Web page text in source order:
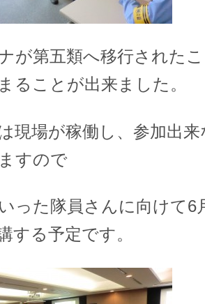
が第五類へ移行された
ることが出来ました。
現場が稼働し、参加出
すので
った隊員さんに向けて6
する予定です。